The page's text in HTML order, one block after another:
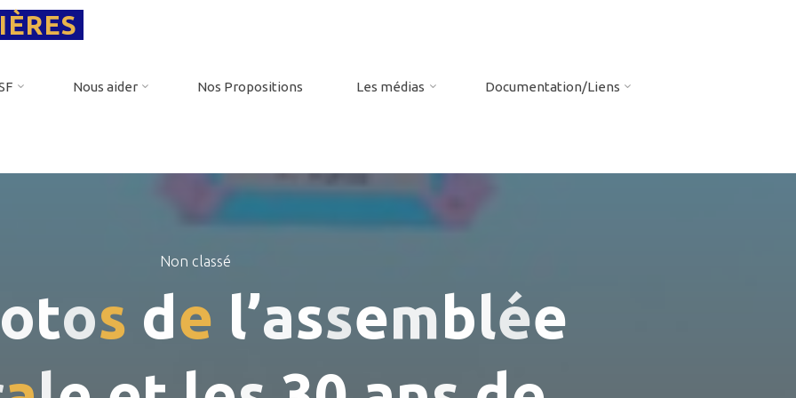
Nous aider Nos Propositions Les médias Documentation/Liens
Non classé
otos de l’assemblée